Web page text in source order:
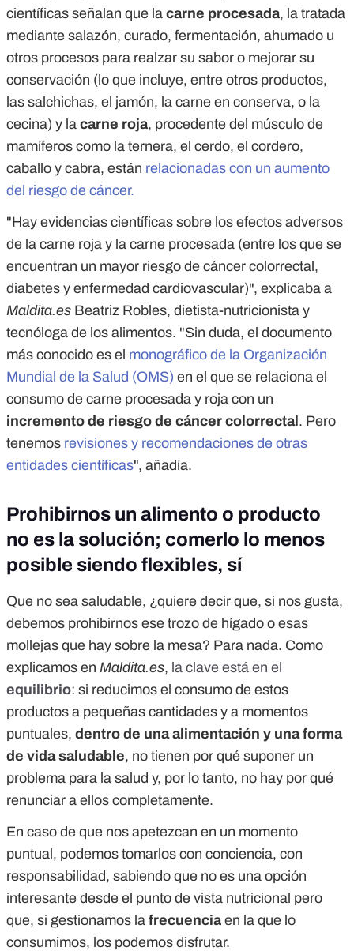
científicas señalan que la carne procesada, la tratada
mediante salazón, curado, fermentación, ahumado u
otros procesos para realzar su sabor o mejorar su
conservación (lo que incluye, entre otros productos,
las salchichas, el jamón, la carne en conserva, o la
cecina) y la carne roja, procedente del músculo de
mamíferos como la ternera, el cerdo, el cordero,
caballo y cabra, están relacionadas con un aumento
del riesgo de cáncer.
"Hay evidencias científicas sobre los efectos adversos
de la carne roja y la carne procesada (entre los que se
encuentran un mayor riesgo de cáncer colorrectal,
diabetes y enfermedad cardiovascular)", explicaba a
Maldita.es Beatriz Robles, dietista-nutricionista y
tecnóloga de los alimentos. "Sin duda, el documento
más conocido es el monográfico de la Organización
Mundial de la Salud (OMS) en el que se relaciona el
consumo de carne procesada y roja con un
incremento de riesgo de cáncer colorrectal. Pero
tenemos revisiones y recomendaciones de otras
entidades científicas", añadía.
Prohibirnos un alimento o producto
no es la solución; comerlo lo menos
posible siendo flexibles, sí
Que no sea saludable, ¿quiere decir que, si nos gusta,
debemos prohibirnos ese trozo de hígado o esas
mollejas que hay sobre la mesa? Para nada. Como
explicamos en Maldita.es, la clave está en el
equilibrio: si reducimos el consumo de estos
productos a pequeñas cantidades y a momentos
puntuales, dentro de una alimentación y una forma
de vida saludable, no tienen por qué suponer un
problema para la salud y, por lo tanto, no hay por qué
renunciar a ellos completamente.
En caso de que nos apetezcan en un momento
puntual, podemos tomarlos con conciencia, con
responsabilidad, sabiendo que no es una opción
interesante desde el punto de vista nutricional pero
que, si gestionamos la frecuencia en la que lo
consumimos, los podemos disfrutar.